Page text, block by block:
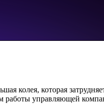
колея, которая
работы управляющей